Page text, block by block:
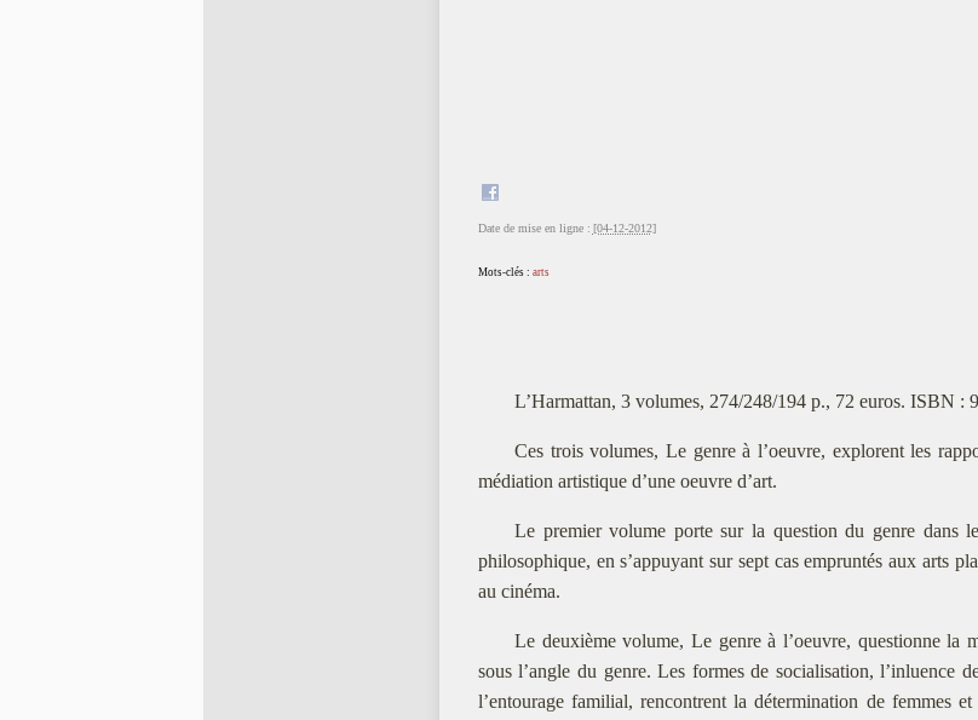
Date de mise en ligne : [04-12-2012]
Mots-clés : arts
L’Harmattan, 3 volumes, 274/248/194 p., 72 euros. ISBN :
Ces trois volumes, Le genre à l’oeuvre, explorent les
médiation artistique d’une oeuvre d’art.
Le premier volume porte sur la question du genre dans
philosophique, en s’appuyant sur sept cas empruntés aux arts
au cinéma.
Le deuxième volume, Le genre à l’oeuvre, questionne la
sous l’angle du genre. Les formes de socialisation, l’inluence
l’entourage familial, rencontrent la détermination de femmes